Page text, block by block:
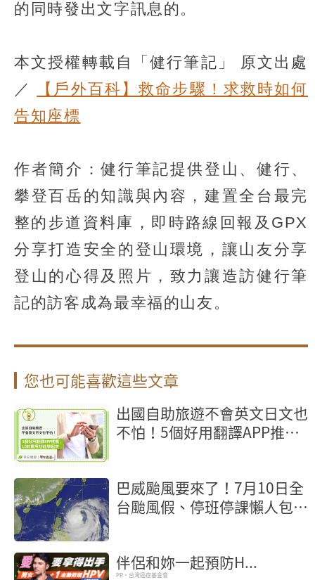
的同時發出文字訊息的。
本文授權轉載自「健行筆記」 原文出處
／
【戶外百科】救命步驟！求救時如何
告知座標
作者簡介：健行筆記提供登山、健行、
攀登百岳的知識與內容，建置全台最完
整的步道資料庫，即時路線回報及GPX
分享打造安全的登山環境，讓山友分享
登山的心得及照片，致力讓造訪健行筆
記的訪客成為最幸福的山友。
您也可能喜歡這些文章
出國自助旅遊不會英文日文也
不怕！5個好用翻譯APP推
巴威颱風要來了！7月10日全
台颱風假、停班停課懶人包
伴侶和妳一起預防H...
PR・台灣癌症基金會